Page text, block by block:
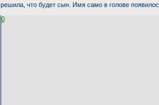
решила, что будет сын. Имя само в голове
0